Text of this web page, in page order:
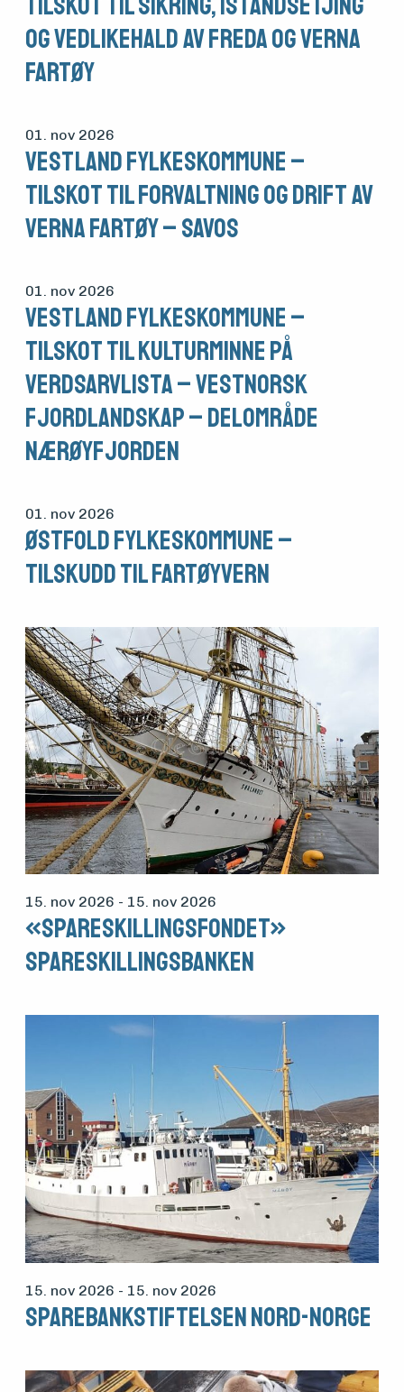
og vedlikehald av freda og verna
fartøy
01. nov 2026
Vestland fylkeskommune –
tilskot til forvaltning og drift av
verna fartøy – SAVOS
01. nov 2026
Vestland fylkeskommune –
Tilskot til kulturminne på
verdsarvlista – Vestnorsk
fjordlandskap – delområde
Nærøyfjorden
01. nov 2026
Østfold fylkeskommune –
tilskudd til fartøyvern
15. nov 2026 - 15. nov 2026
«Spareskillingsfondet»
Spareskillingsbanken
15. nov 2026 - 15. nov 2026
Sparebankstiftelsen Nord-Norge